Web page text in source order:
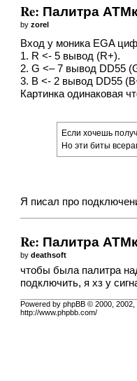
Re: Палитра
byzorel
Вход у моника EGA
1. R <- 5 вывод (R+).
2. G <– 7 вывод DD55
3. B <- 2 вывод DD55
Картинка одинаковая
Если хочешь
Но эти биты
Я писал про
Re: Палитра
bydeathsoft
чтобы была палитра
подключить, я хз у
Powered by phpBB © 2000,
http://www.phpbb.com/